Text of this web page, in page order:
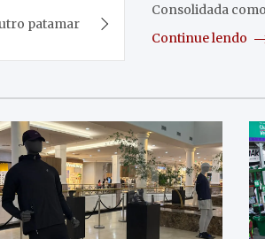
patamar
Consolidada
Continue lendo